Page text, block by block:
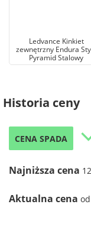
Ledvance Kinkiet
zewnętrzny Endura
Pyramid Stalowy
Historia ceny
CENA SPADA
Najniższa cena
Aktualna cena